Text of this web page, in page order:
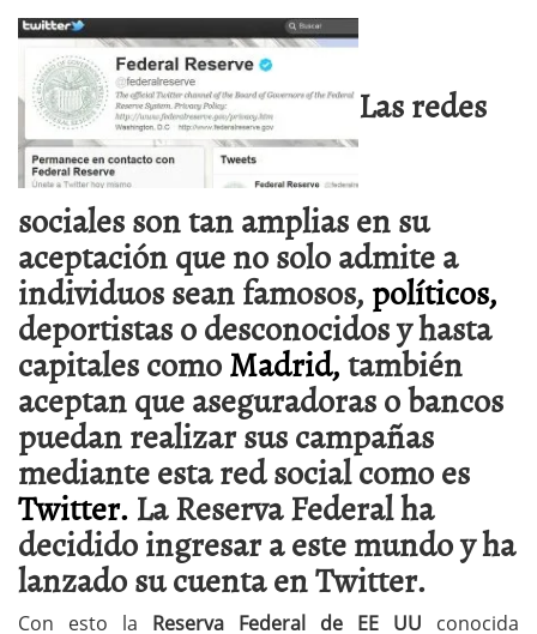
Las redes
sociales son tan amplias en su
aceptación que no solo admite a
individuos sean famosos,políticos,
deportistas o desconocidos y hasta
capitales comoMadrid,también
aceptan que aseguradoras o bancos
puedan realizar sus campañas
mediante esta red social como es
Twitter.La Reserva Federal ha
decidido ingresar a este mundo y ha
lanzado su cuenta en Twitter.
Con esto la Reserva Federal de EE UU conocida